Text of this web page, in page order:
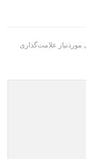
علامت‌گذاری